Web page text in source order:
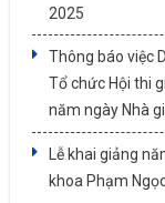
2025
Thông báo việc
Tổ chức Hội thi
năm ngày Nhà
Lễ khai giảng
khoa Phạm